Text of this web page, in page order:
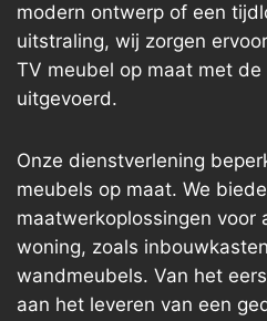
modern ontwerp of een
uitstraling, wij zorgen
TV meubel op maat met
uitgevoerd.
Onze dienstverlening
meubels op maat. We
maatwerkoplossingen voor
woning, zoals
wandmeubels. Van het
aan het leveren van een